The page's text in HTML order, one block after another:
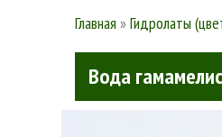
Главная »Гидролаты
Вода